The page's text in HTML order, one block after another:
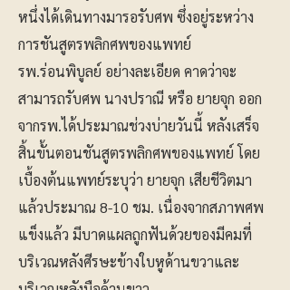
หนึ่งได้เดินทางมารอรับศพ ซึ่งอยู่ระหว่าง
การชันสูตรพลิกศพของแพทย์
รพ.ร่อนพิบูลย์ อย่างละเอียด คาดว่าจะ
สามารถรับศพ นางปราณี หรือ ยายจุก ออก
จากรพ.ได้ประมาณช่วงบ่ายวันนี้ หลังเสร็จ
สิ้นขั้นตอนชันสูตรพลิกศพของแพทย์ โดย
เบื้องต้นแพทย์ระบุว่า ยายจุก เสียชีวิตมา
แล้วประมาณ 8-10 ชม. เนื่องจากสภาพศพ
แข็งแล้ว มีบาดแผลถูกฟันด้วยของมีคมที่
บริเวณหลังศีรษะข้างใบหูด้านขวาและ